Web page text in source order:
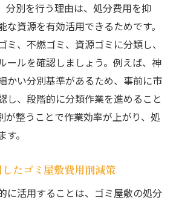
分別を行う理由は、処分費用を抑
な資源を有効活用できるためです。
ミ、不燃ゴミ、資源ゴミに分類し、
ールを確認しましょう。例えば、神
かい分別基準があるため、事前に市
し、段階的に分類作業を進めること
が整うことで作業効率が上がり、処
。
たゴミ屋敷費用削減策
に活用することは、ゴミ屋敷の処分